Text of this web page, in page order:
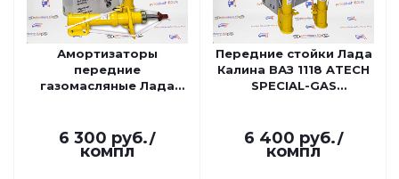
Амортизаторы
передние
газомасляные Лада
SPECIAL-GAS
6 300 руб./
компл
Передние стойки Лада
Калина ВАЗ 1118 ATECH
SPECIAL-GAS
6 400 руб./
компл